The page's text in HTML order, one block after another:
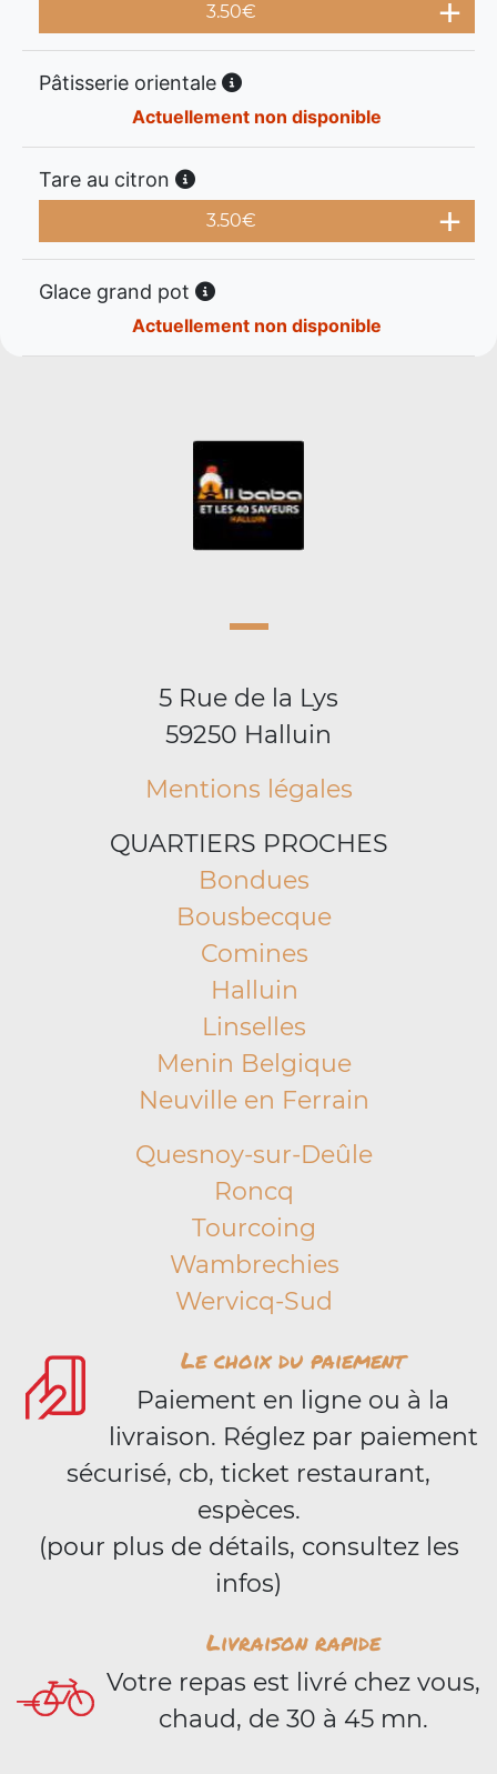
3.50€
Pâtisserie orientale
Actuellement non disponible
Tare au citron
3.50€
Glace grand pot
Actuellement non disponible
5 Rue de la Lys
59250 Halluin
Mentions légales
QUARTIERS PROCHES
Bondues
Bousbecque
Comines
Halluin
Linselles
Menin Belgique
Neuville en Ferrain
Quesnoy-sur-Deûle
Roncq
Tourcoing
Wambrechies
Wervicq-Sud
Le choix du paiement
Paiement en ligne ou à la
livraison. Réglez par paiement
sécurisé, cb, ticket restaurant,
espèces.
(pour plus de détails, consultez les
infos)
Livraison rapide
Votre repas est livré chez vous,
chaud, de 30 à 45 mn.